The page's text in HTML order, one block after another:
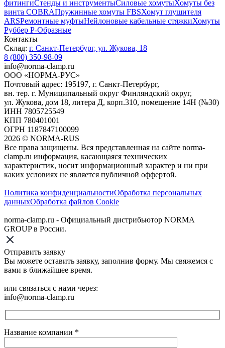
фитингиСтенды и инструментыСиловые хомутыХомуты без
винта COBRAПружинные хомуты FBSХомут глушителя
ARSРемонтные муфтыНейлоновые кабельные стяжкиХомуты
Руббер Р-Образные
Контакты
Склад: г. Санкт-Петербург, ул. Жукова, 18
8 (800) 350-98-09
info@norma-clamp.ru
ООО «НОРМА-РУС»
Почтовый адрес: 195197, г. Санкт-Петербург,
вн. тер. г. Муниципальный округ Финляндский округ,
ул. Жукова, дом 18, литера Д, корп.310, помещение 14Н (№30)
ИНН 7805725549
КПП 780401001
ОГРН 1187847100099
2026 © NORMA-RUS
Все права защищены. Вся представленная на сайте norma-
clamp.ru информация, касающаяся технических
характеристик, носит информационный характер и ни при
каких условиях не является публичной оффертой.‍
Политика конфиденциальностиОбработка персональных
данныхОбработка файлов Cookie
norma-clamp.ru - Официальный дистрибьютор NORMA
GROUP в России.
Отправить заявку
Вы можете оставить заявку, заполнив форму. Мы свяжемся с
вами в ближайшее время.
или связаться с нами через:
info@norma-clamp.ru
Название компании *